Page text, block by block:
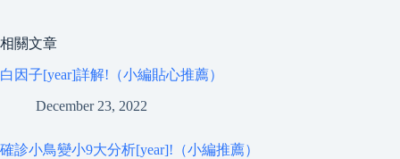
相關文章
白因子[year]詳解!（小編貼心推薦）
December 23, 2022
確診小鳥變小9大分析[year]!（小編推薦）